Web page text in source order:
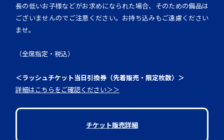
長の低いお子様などがお求めになられた場合、そのための備品は
ございませんのでご注意ください。お持ち込みもご遠慮ください
ませ。
（全席指定・税込）
＜ラッシュチケット当日引換券（先着販売・限定枚数）＞
詳細はこちらをご確認ください＞＞
チケット販売詳細